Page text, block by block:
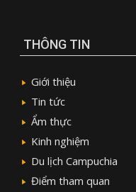
THÔNG TIN
Giới thiệu
Tin tức
Ẩm thực
Kinh nghiệm
Du lịch Campuchia
Điểm tham quan